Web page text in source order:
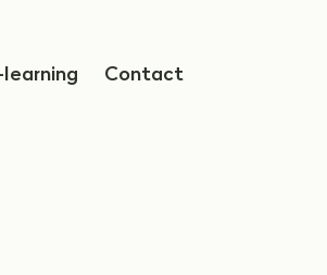
learning Contact